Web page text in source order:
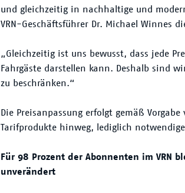
und gleichzeitig in nachhaltige und
VRN-Geschäftsführer Dr. Michael Winnes
„Gleichzeitig ist uns bewusst, dass jede
Fahrgäste darstellen kann. Deshalb sind
zu beschränken.“
Die Preisanpassung erfolgt gemäß
Tarifprodukte hinweg, lediglich
Für 98 Prozent der Abonnenten im VRN
unverändert